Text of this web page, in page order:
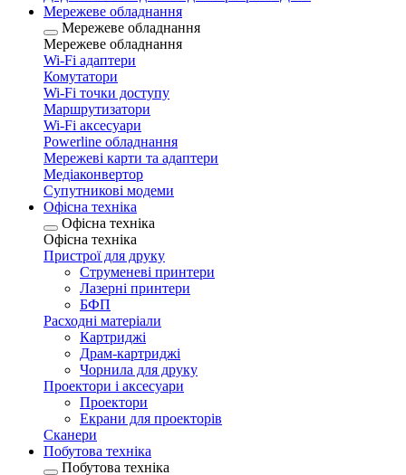
Мережеве обладнання
Мережеве обладнання
Мережеве обладнання
Wi-Fi адаптери
Комутатори
Wi-Fi точки доступу
Маршрутизатори
Wi-Fi аксесуари
Рowerline обладнання
Мережеві карти та адаптери
Медіаконвертор
Супутникові модеми
Офісна техніка
Офісна техніка
Офісна техніка
Пристрої для друку
Струменеві принтери
Лазерні принтери
БФП
Расходні матеріали
Картриджі
Драм-картриджі
Чорнила для друку
Проектори і аксесуари
Проектори
Екрани для проекторів
Сканери
Побутова техніка
Побутова техніка